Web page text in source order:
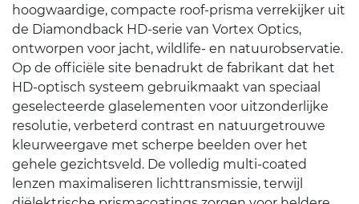
hoogwaardige, compacte roof-prisma verrekijker uit
de Diamondback HD-serie van Vortex Optics,
ontworpen voor jacht, wildlife- en natuur­observatie.
Op de officiële site benadrukt de fabrikant dat het
HD-optisch systeem gebruikmaakt van speciaal
geselecteerde glas­elementen voor uitzonderlijke
resolutie, verbeterd contrast en natuurgetrouwe
kleurweergave met scherpe beelden over het
gehele gezichtsveld. De volledig multi-coated
lenzen maximaliseren lichttransmissie, terwijl